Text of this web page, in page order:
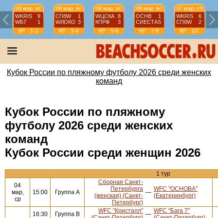
08 мар, вс
WKRIS
9
WБ7
1
КР
1-2
08 мар, вс
СПбW
1
WЛОКО 3
КР
3-4
08 мар, вс
WЦСКА
8
КПРФ
3
КР
5-6
08 мар, вс
ОСНВ
1
СИЕСТА5
КР
7-8
07 мар, сб
WKRIS
6
СПбW
2
КР
1/2
Кубок России по пляжному футболу 2026 среди женских
команд
Кубок России по пляжному
футболу 2026 среди женских
команд
Кубок России среди женщин 2026
1 тур
04
мар,
ср
15:00 Группа А
Сборная Санкт-
Петербурга
(женская) (Санкт-
Петербург)
— WFC "ОСНОВА"
(Екатеринбург)
16:30 Группа В
WFC "Кристалл" — WFC "Бага 7"